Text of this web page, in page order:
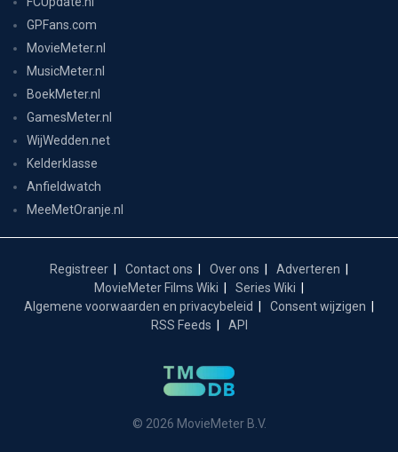
GPFans.com
MovieMeter.nl
MusicMeter.nl
BoekMeter.nl
GamesMeter.nl
WijWedden.net
Kelderklasse
Anfieldwatch
MeeMetOranje.nl
Registreer Contact ons Over ons
Adverteren
MovieMeter Films Wiki
Series Wiki
Algemene voorwaarden en privacybeleid
Consent wijzigen
RSS Feeds
API
© 2026 MovieMeter B.V.